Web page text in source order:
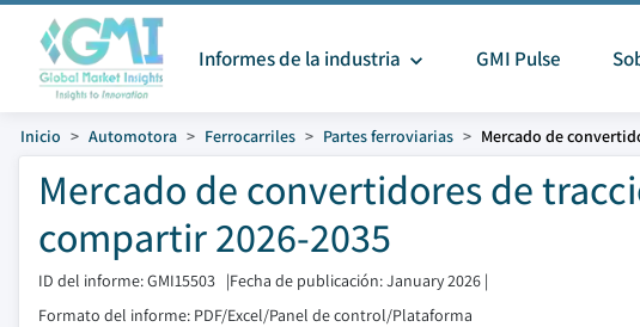
Informes de la industria GMI Pulse
Inicio Automotora Ferrocarriles Partes ferroviarias Mercado de
Mercado de convertidores de
compartir 2026-2035
ID del informe: GMI15503 |Fecha de publicación: January 2026 |
Formato del informe: PDF/Excel/Panel de control/Plataforma